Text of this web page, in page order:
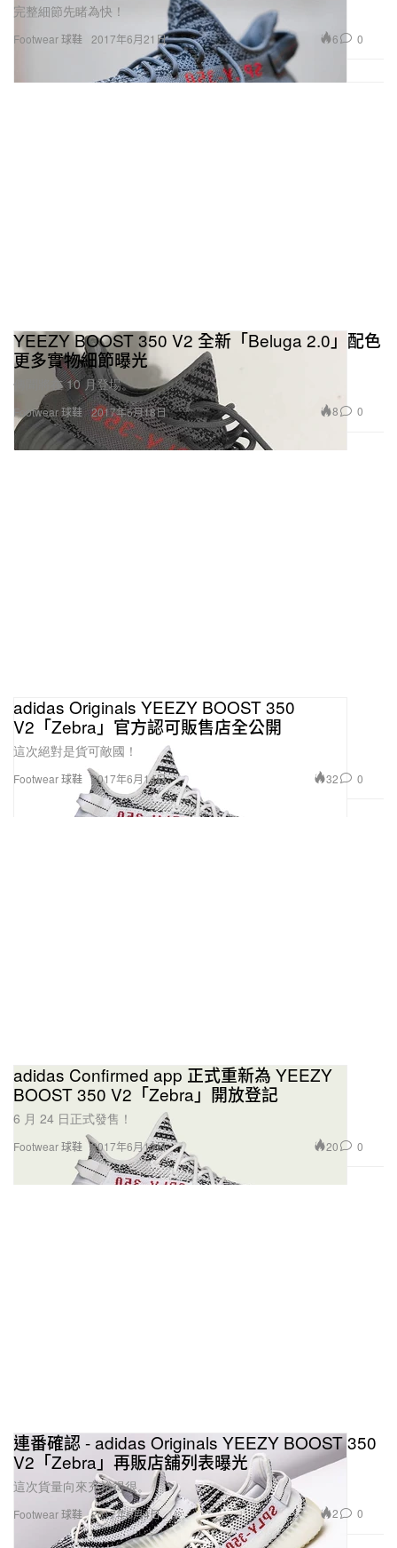
Footwear 球鞋
完整細節先睹為快！
2017年6月21日 6 0
Footwear 球鞋
YEEZY BOOST 350 V2 全新「Beluga 2.0」配色
更多實物細節曝光
傳聞將在 10 月登場。
2017年6月18日 8 0
Footwear 球鞋
adidas Originals YEEZY BOOST 350
V2「Zebra」官方認可販售店全公開
這次絕對是貨可敵國！
2017年6月14日 32 0
Footwear 球鞋
adidas Confirmed app 正式重新為 YEEZY
BOOST 350 V2「Zebra」開放登記
6 月 24 日正式發售！
2017年6月13日 20 0
Footwear 球鞋
連番確認 - adidas Originals YEEZY BOOST 350
V2「Zebra」再販店舖列表曝光
這次貨量向來充裕得很。
2017年6月4日 2 0